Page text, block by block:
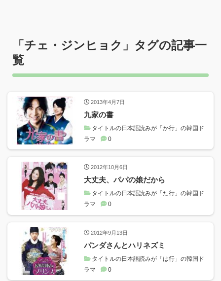
「チェ・ジンヒョク 」タグの記事一
覧
2013年4月7日
九家の書
タイトルの日本語読みが「か行」の韓国ド
ラマ
0
2012年10月6日
大丈夫、パパの娘だから
タイトルの日本語読みが「た行」の韓国ド
ラマ
0
2012年9月13日
パンダさんとハリネズミ
タイトルの日本語読みが「は行」の韓国ド
ラマ
0